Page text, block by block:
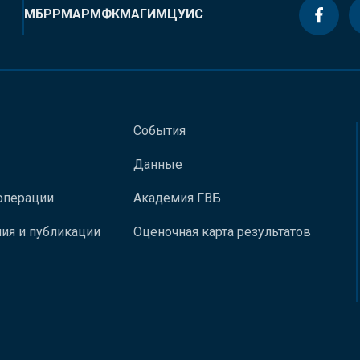
МБРРМАРМФКМАГИМЦУИС
и публикации
События
Данные
Академия ГВБ
Оценочная карта результатов